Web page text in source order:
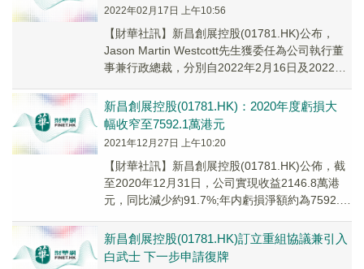
2022年02月17日 上午10:56
【財華社訊】新昌創展控股(01781.HK)公布，
Jason Martin Westcott先生獲委任為公司執行董
事兼行政總裁，分別自2022年2月16日及2022年
新昌創展控股(01781.HK)：2020年度虧損大
幅收窄至7592.1萬港元
2021年12月27日 上午10:20
【財華社訊】新昌創展控股(01781.HK)公佈，截
至2020年12月31日，公司實現收益2146.8萬港
元，同比減少約91.7%;年内虧損淨額約為7592.1
新昌創展控股(01781.HK)訂立重組協議兼引入
白武士 下一步申請復牌